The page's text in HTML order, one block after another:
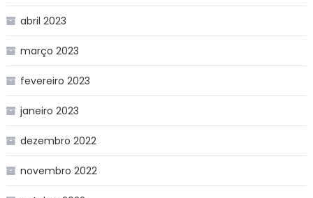
abril 2023
março 2023
fevereiro 2023
janeiro 2023
dezembro 2022
novembro 2022